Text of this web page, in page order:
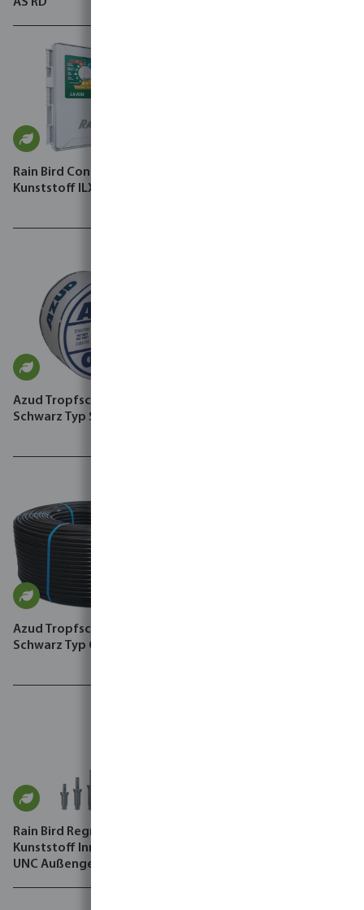
Rain Bird Controller
Kunststoff ILX-IVM
Azud Tropfschlauch PE
Schwarz Typ Sprint
Azud Tropfschlauch 4 bar
Schwarz Typ Geniun HD PC
Rain Bird Regner Basis
Kunststoff Innengewinde x
UNC Außengewinde